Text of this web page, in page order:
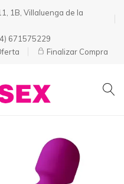
1B, Villaluenga de la
671575229
Finalizar Compra